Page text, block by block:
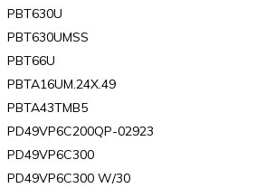
PBT630U
PBT630UMSS
PBT66U
PBTA16UM.24X.49
PBTA43TMB5
PD49VP6C200QP-02923
PD49VP6C300
PD49VP6C300 W/30